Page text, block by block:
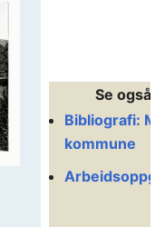
Se også
Bibliografi:
kommune